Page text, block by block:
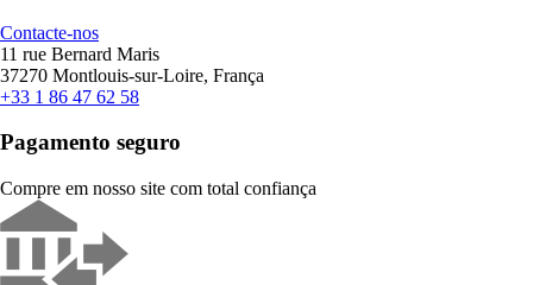
Contacte-nos
11 rue Bernard Maris
37270 Montlouis-sur-Loire, França
+33 1 86 47 62 58
Pagamento seguro
Compre em nosso site com total confiança